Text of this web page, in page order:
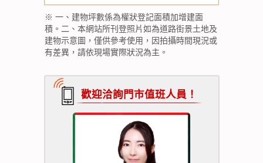
※ 一、建物坪數係為權狀登記面積加增建面
積。二、本網站所刊登照片如為道路街景土地及
建物示意圖，僅供參考使用，因拍攝時間現況或
有差異，請依現場實際狀況為主。
歡迎洽詢門市值班人員！